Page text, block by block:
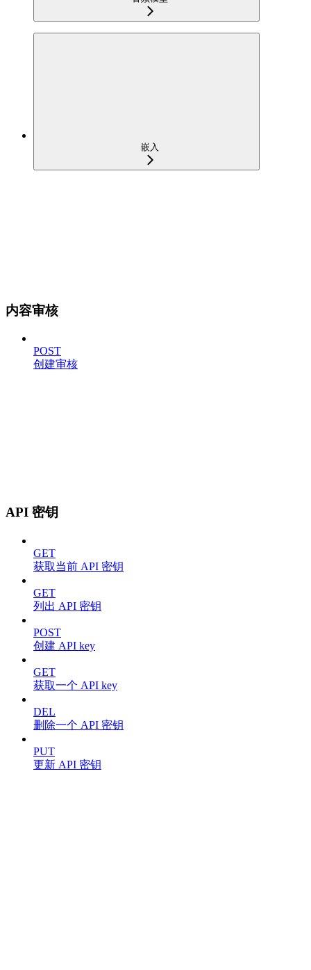
嵌入
内容审核
POST
创建审核
API 密钥
GET
获取当前 API 密钥
GET
列出 API 密钥
POST
创建 API key
GET
获取一个 API key
DEL
删除一个 API 密钥
PUT
更新 API 密钥